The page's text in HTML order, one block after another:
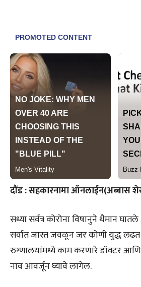
दौंड : सहकारनामा ऑनलाईन(अब्बास
सध्या सर्वत्र कोरोना विषानुने थैमान
सर्वात जास्त जवळून जर कोणी युद्ध
रुग्णालयांमध्ये काम करणारे डॉक्टर
नाव आवर्जून घ्यावे लागेल.